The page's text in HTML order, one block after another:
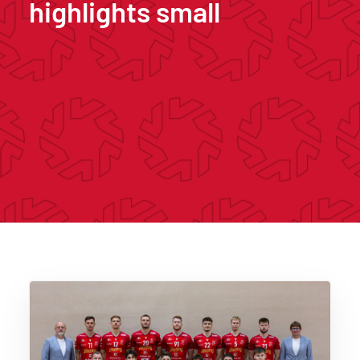
highlights small